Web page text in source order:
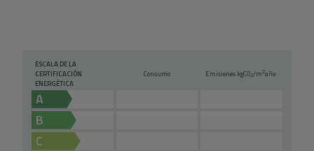
ESCALA DE LA
CERTIFICACIÓN
ENERGÉTICA
Consumo Emisiones kgCO2/m2año
A
B
C